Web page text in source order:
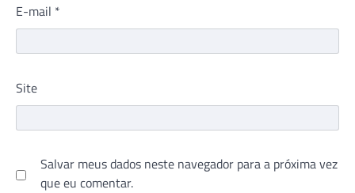
E-mail *
Site
Salvar meus dados neste navegador para a próxima vez
que eu comentar.